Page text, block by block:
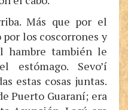
Más que por el
los coscorrones y
hambre también le
estómago. Sevo’í
estas cosas juntas.
Puerto Guaraní; era